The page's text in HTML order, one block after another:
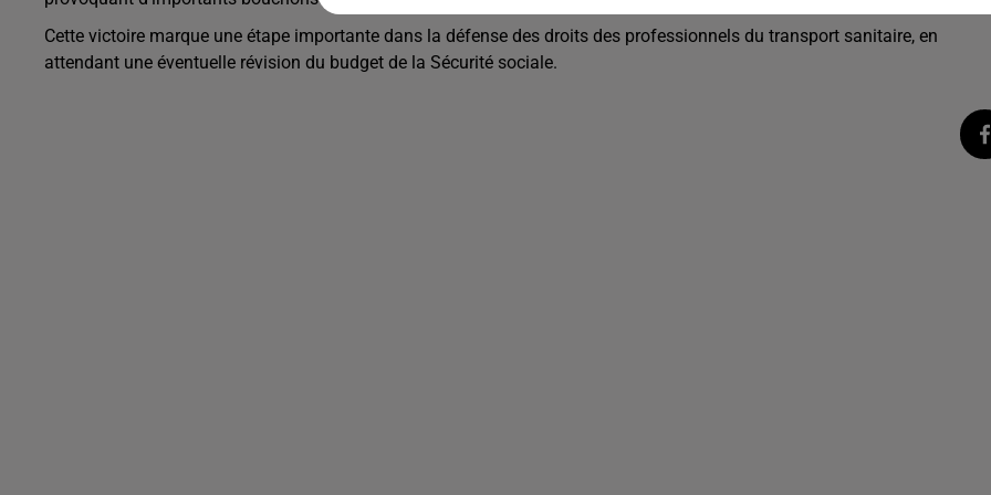
Cette victoire marque une étape importante dans la défense des droits des professionnels du transport sanitaire, en
attendant une éventuelle révision du budget de la Sécurité sociale.